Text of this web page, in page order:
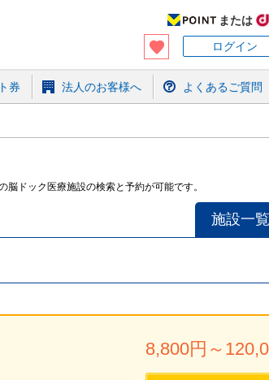
または
ログイン
券 法人のお客様へ よくあるご質問
ドック医療施設の検索と予約が可能です。
施設一覧
8,800円～